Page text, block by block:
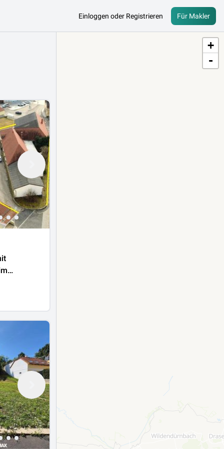
Einloggen oder Registrieren Für Makler
+
-